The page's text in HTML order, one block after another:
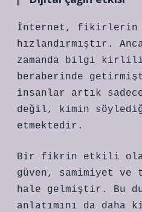
İnternet, fikirlerin
hızlandırmıştır.
zamanda bilgi
beraberinde
insanlar artık
değil, kimin
etmektedir.
Bir fikrin etkili
güven, samimiyet
hale gelmiştir. Bu
anlatımını da daha